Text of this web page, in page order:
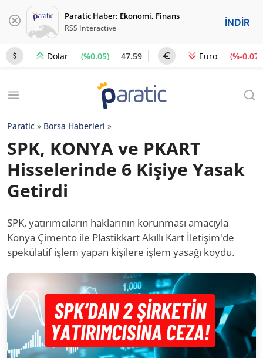
Paratic Haber: Ekonomi, Finans
RSS Interactive İNDİR
Dolar (%0.05) 47.59 Euro (%-0.07)
Paratic » Borsa Haberleri »
SPK, KONYA ve PKART
Hisselerinde 6 Kişiye Yasak
Getirdi
SPK, yatırımcıların haklarının korunması amacıyla
Konya Çimento ile Plastikkart Akıllı Kart İletişim'de
spekülatif işlem yapan kişilere işlem yasağı koydu.